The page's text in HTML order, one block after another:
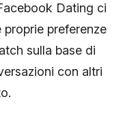
Dating ci
preferenze
sulla base di
con altri